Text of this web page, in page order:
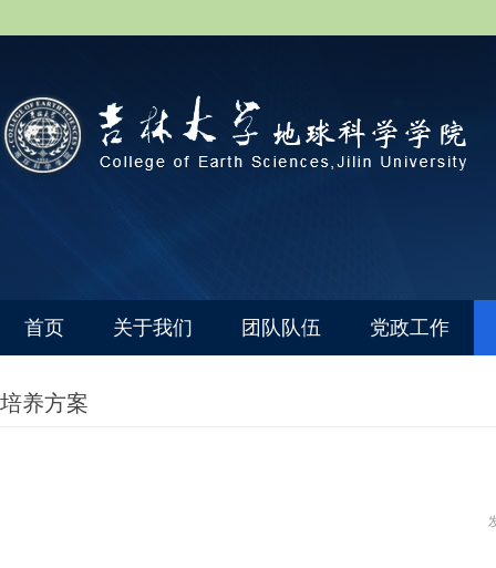
首页 关于我们 团队队伍 党政工作
培养方案